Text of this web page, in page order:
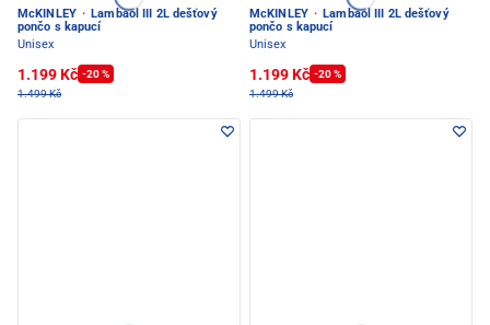
McKINLEY · Lambaol III 2L dešťový
pončo s kapucí
Unisex
1.199 Kč -20 %
1.499 Kč
McKINLEY · Lambaol III 2L dešťový
pončo s kapucí
Unisex
1.199 Kč -20 %
1.499 Kč